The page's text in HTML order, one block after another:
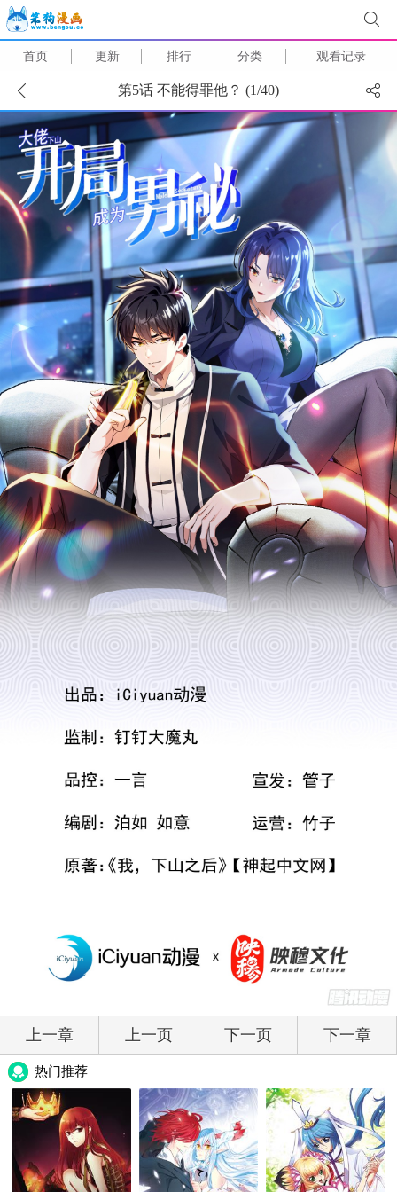
首页 更新 排行 分类 观看记录
第5话 不能得罪他？ (1/40)
上一章 上一页 下一页 下一章
热门推荐